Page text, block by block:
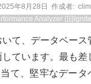
年8月28日 作成者:
Analyzer (旧
て、データベース
ています。最も差
て、堅牢なデータ